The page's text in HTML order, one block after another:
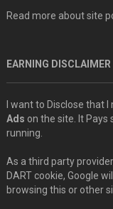
Read more about site
EARNING DISCLAIMER
I want to Disclose that
Ads on the site. It Pays
running.
As a third party
DART cookie, Google
browsing this or other